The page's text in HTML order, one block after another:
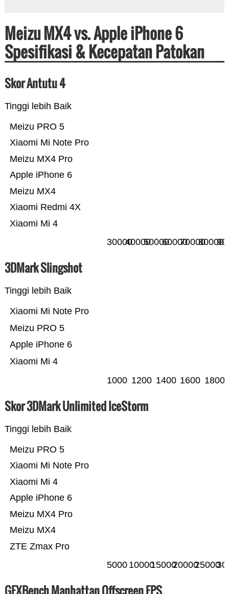
Meizu MX4 vs. Apple iPhone 6
Spesifikasi & Kecepatan Patokan
Skor Antutu 4
Tinggi lebih Baik
Xiaomi Mi 4
Xiaomi Redmi 4X
Meizu MX4
Apple iPhone 6
Meizu MX4 Pro
Xiaomi Mi Note Pro
Meizu PRO 5
300004000050000600007000080000
3DMark Slingshot
Tinggi lebih Baik
Xiaomi Mi 4
Apple iPhone 6
Meizu PRO 5
Xiaomi Mi Note Pro
1000 1200 1400 1600 1800
Skor 3DMark Unlimited IceStorm
Tinggi lebih Baik
ZTE Zmax Pro
Meizu MX4
Meizu MX4 Pro
Apple iPhone 6
Xiaomi Mi 4
Xiaomi Mi Note Pro
Meizu PRO 5
5000 10000150002000025000
GFXBench Manhattan Offscreen FPS